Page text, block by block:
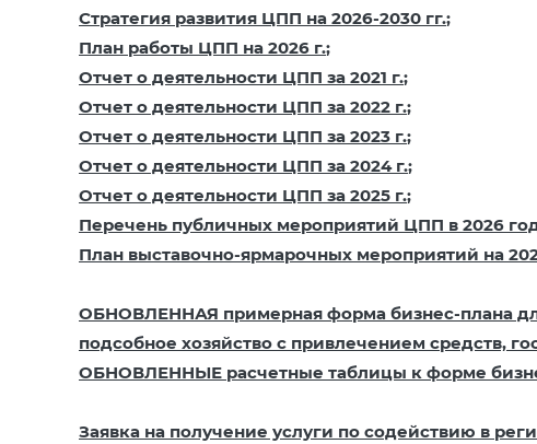
Стратегия развития ЦПП на 2026-2030 гг.;
План работы ЦПП на 2026 г.;
Отчет о деятельности ЦПП за 2021 г.;
Отчет о деятельности ЦПП за 2022 г.;
Отчет о деятельности ЦПП за 2023 г.;
Отчет о деятельности ЦПП за 2024 г.;
Отчет о деятельности ЦПП за 2025 г.;
Перечень публичных мероприятий ЦПП в 2026
План выставочно-ярмарочных мероприятий на
ОБНОВЛЕННАЯ примерная форма бизнес-плана
подсобное хозяйство с привлечением средств,
ОБНОВЛЕННЫЕ расчетные таблицы к форме
Заявка на получение услуги по содействию в